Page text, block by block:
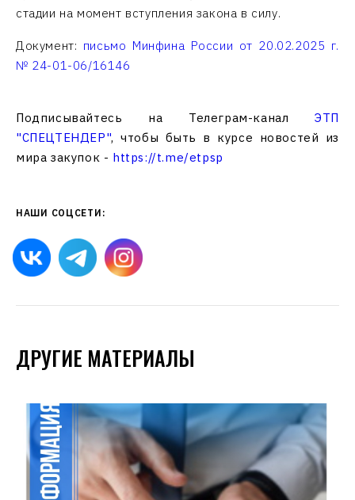
стадии на момент вступления закона в силу.
Документ: письмо Минфина России от 20.02.2025 г.
№ 24-01-06/16146
Подписывайтесь на Телеграм-каналЭТП
"СПЕЦТЕНДЕР", чтобы быть в курсе новостей из
мира закупок - https://t.me/etpsp
НАШИ СОЦСЕТИ:
ДРУГИЕ МАТЕРИАЛЫ